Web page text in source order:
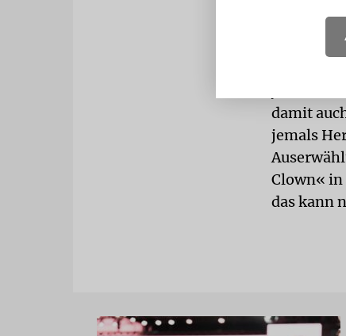
Doch
18
damit
jemals
Clown«
das kann